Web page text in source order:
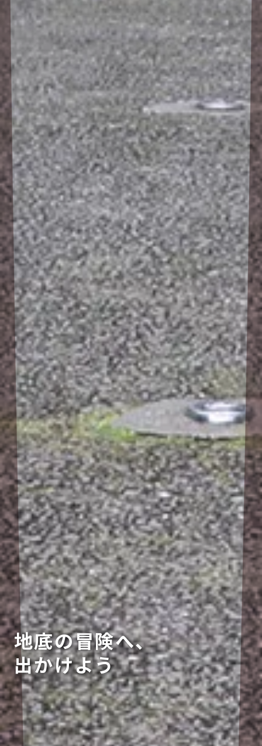
地底の冒険へ、
出かけよう